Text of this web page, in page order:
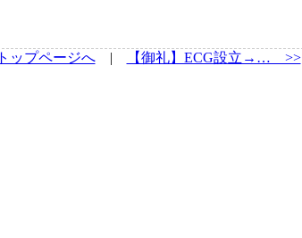
トップページへ|
【御礼】ECG設立→… >>